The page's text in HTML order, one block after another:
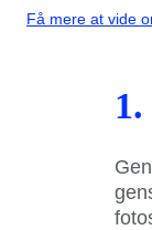
Få mere at vide
1.